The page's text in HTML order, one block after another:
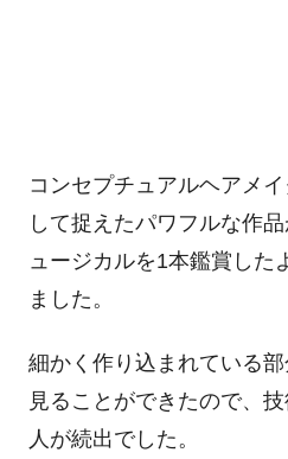
コンセプチュアルヘアメ
して捉えたパワフルな作
ュージカルを1本鑑賞した
ました。
細かく作り込まれている
見ることができたので、
人が続出でした。